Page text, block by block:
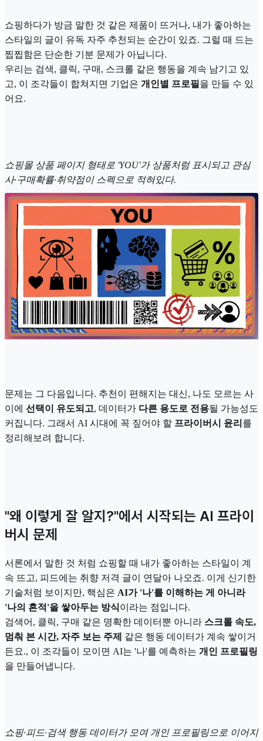
쇼핑하다가 방금 말한 것 같은 제품이 뜨거나, 내가 좋아하는
스타일의 글이 유독 자주 추천되는 순간이 있죠. 그럴 때 드는
찝찝함은 단순한 기분 문제가 아닙니다.
우리는 검색, 클릭, 구매, 스크롤 같은 행동을 계속 남기고 있
고, 이 조각들이 합쳐지면 기업은 개인별 프로필 을 만들 수 있
어요.
쇼핑몰 상품 페이지 형태로 'YOU'가 상품처럼 표시되고 관심
사·구매확률·취약점이 스펙으로 적혀있다.
문제는 그 다음입니다. 추천이 편해지는 대신, 나도 모르는 사
이에 선택이 유도되고, 데이터가 다른 용도로 전용될 가능성도
커집니다. 그래서 AI 시대에 꼭 짚어야 할 프라이버시 윤리 를
정리해보려 합니다.
"왜 이렇게 잘 알지?"에서 시작되는 AI 프라이
버시 문제
서론에서 말한 것 처럼 쇼핑할 때 내가 좋아하는 스타일이 계
속 뜨고, 피드에는 취향 저격 글이 연달아 나오죠. 이게 신기한
기술처럼 보이지만, 핵심은 AI가 '나'를 이해하는 게 아니라
'나의 흔적'을 쌓아두는 방식이라는 점입니다.
검색어, 클릭, 구매 같은 명확한 데이터뿐 아니라 스크롤 속도,
멈춰 본 시간, 자주 보는 주제
같은 행동 데이터가 계속 쌓이거
든요., 이 조각들이 모이면 AI는 '나'를 예측하는 개인 프로필링
을 만들어냅니다.
쇼핑·피드·검색 행동 데이터가 모여 개인 프로필링으로 이어지